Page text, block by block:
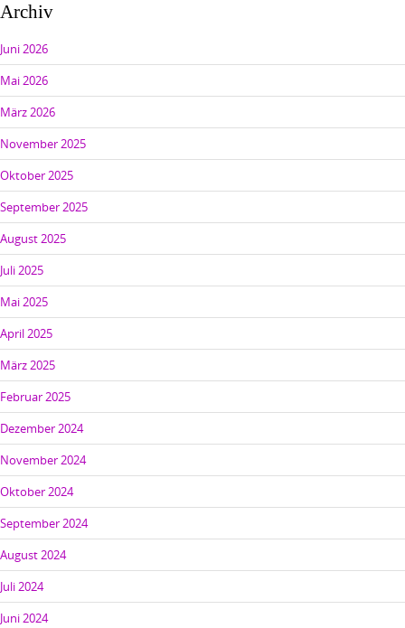
Archiv
Juni 2026
Mai 2026
März 2026
November 2025
Oktober 2025
September 2025
August 2025
Juli 2025
Mai 2025
April 2025
März 2025
Februar 2025
Dezember 2024
November 2024
Oktober 2024
September 2024
August 2024
Juli 2024
Juni 2024